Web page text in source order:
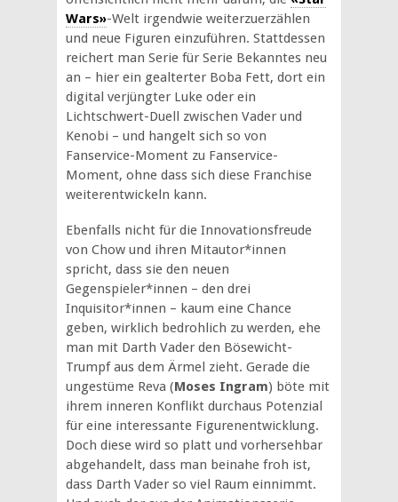
Wars»-Welt irgendwie weiterzuerzählen
und neue Figuren einzuführen. Stattdessen
reichert man Serie für Serie Bekanntes neu
an – hier ein gealterter Boba Fett, dort ein
digital verjüngter Luke oder ein
Lichtschwert-Duell zwischen Vader und
Kenobi – und hangelt sich so von
Fanservice-Moment zu Fanservice-
Moment, ohne dass sich diese Franchise
weiterentwickeln kann.
Ebenfalls nicht für die Innovationsfreude
von Chow und ihren Mitautor*innen
spricht, dass sie den neuen
Gegenspieler*innen – den drei
Inquisitor*innen – kaum eine Chance
geben, wirklich bedrohlich zu werden, ehe
man mit Darth Vader den Bösewicht-
Trumpf aus dem Ärmel zieht. Gerade die
ungestüme Reva (Moses Ingram) böte mit
ihrem inneren Konflikt durchaus Potenzial
für eine interessante Figurenentwicklung.
Doch diese wird so platt und vorhersehbar
abgehandelt, dass man beinahe froh ist,
dass Darth Vader so viel Raum einnimmt.